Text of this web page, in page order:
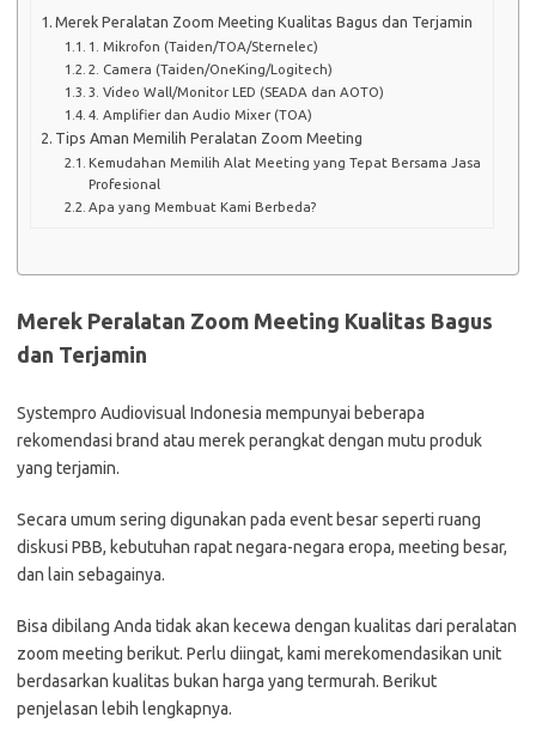
Merek Peralatan Zoom Meeting Kualitas Bagus dan Terjamin
1. Mikrofon (Taiden/TOA/Sternelec)
2. Camera (Taiden/OneKing/Logitech)
3. Video Wall/Monitor LED (SEADA dan AOTO)
4. Amplifier dan Audio Mixer (TOA)
Tips Aman Memilih Peralatan Zoom Meeting
Kemudahan Memilih Alat Meeting yang Tepat Bersama Jasa
Profesional
Apa yang Membuat Kami Berbeda?
Merek Peralatan Zoom Meeting Kualitas Bagus
dan Terjamin
Systempro Audiovisual Indonesia mempunyai beberapa
rekomendasi brand atau merek perangkat dengan mutu produk
yang terjamin.
Secara umum sering digunakan pada event besar seperti ruang
diskusi PBB, kebutuhan rapat negara-negara eropa, meeting besar,
dan lain sebagainya.
Bisa dibilang Anda tidak akan kecewa dengan kualitas dari peralatan
zoom meeting berikut. Perlu diingat, kami merekomendasikan unit
berdasarkan kualitas bukan harga yang termurah. Berikut
penjelasan lebih lengkapnya.